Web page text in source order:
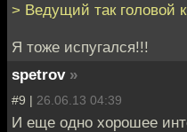
> Ведущий так головой
Я тоже испугался!!!
spetrov »
#9 | 26.06.13 04:39
И еще одно хорошее